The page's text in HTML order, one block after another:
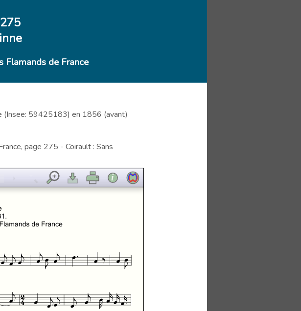
Flamands de France
(Insee: 59425183) en 1856 (avant)
page 275 - Coirault : Sans
i